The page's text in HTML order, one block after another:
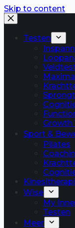
Skip to content
Testen
Growth
Sport &
Pilates
Wise
My
Testen
Meer